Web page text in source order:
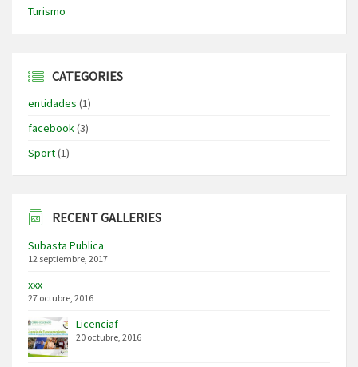
Turismo
CATEGORIES
entidades (1)
facebook(3)
Sport(1)
RECENT GALLERIES
Subasta Publica
12 septiembre, 2017
xxx
27 octubre, 2016
Licenciaf
20 octubre, 2016